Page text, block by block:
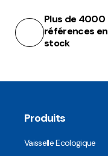
Plus de 4000
références en
stock
Produits
Vaisselle Ecologique